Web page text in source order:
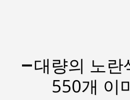
대량의 노란
550개 이